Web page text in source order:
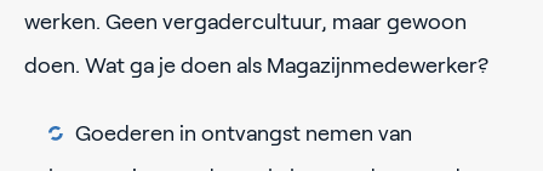
werken. Geen vergadercultuur, maar gewoon
doen. Wat ga je doen als Magazijnmedewerker?
Goederen in ontvangst nemen van